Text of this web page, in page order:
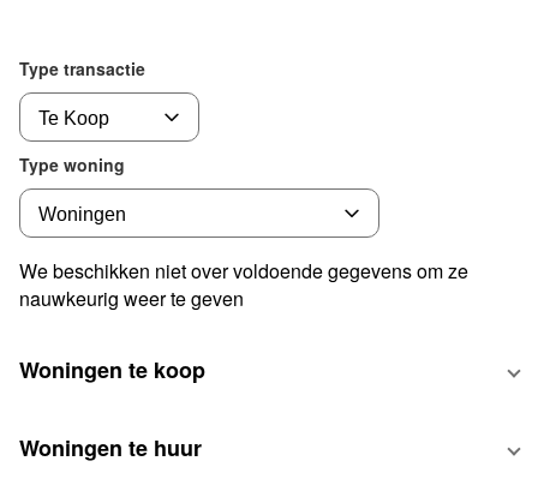
Type transactie
Type woning
We beschikken niet over voldoende gegevens om ze
nauwkeurig weer te geven
Woningen te koop
Woningen te huur